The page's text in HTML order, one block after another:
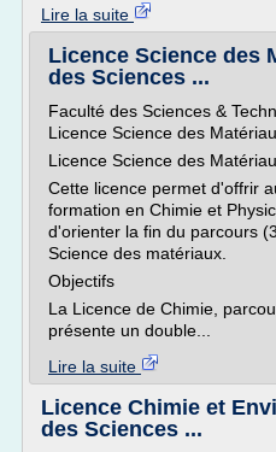
Lire la suite
Licence Science des
des Sciences ...
Faculté des Sciences &
Licence Science des
Licence Science des
Cette licence permet d'offrir
formation en Chimie et
d'orienter la fin du parcours
Science des matériaux.
Objectifs
La Licence de Chimie,
présente un double...
Lire la suite
Licence Chimie et
des Sciences ...